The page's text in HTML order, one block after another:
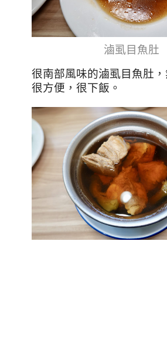
滷虱目魚肚
很南部風味的滷虱目魚肚
很方便，很下飯 。